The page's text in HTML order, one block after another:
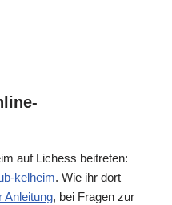
auf Lichess beitreten:
kelheim. Wie ihr dort
Anleitung, bei Fragen zur